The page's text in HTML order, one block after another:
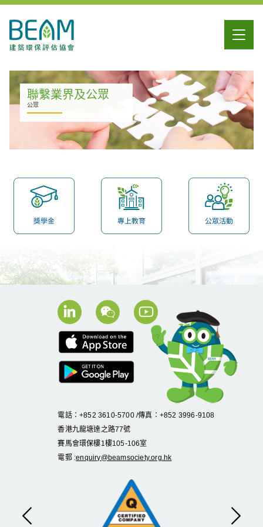
聯繫業界及公眾
公眾
上一頁 下一頁
電話：+852 3610-5700 /傳真：+852 3996-9108
香港九龍塘達之路77號
賽馬會環保樓1 樓105-106室
電郵 :enquiry@beamsociety.org.hk